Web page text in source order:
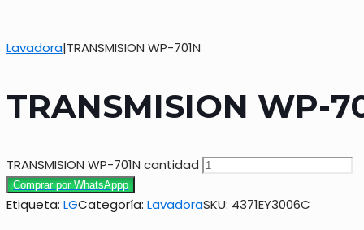
Lavadora|TRANSMISION WP-701N
TRANSMISION WP-
TRANSMISION WP-701N cantidad
Comprar por WhatsAppp
Etiqueta: LGCategoría: LavadoraSKU: 4371EY3006C